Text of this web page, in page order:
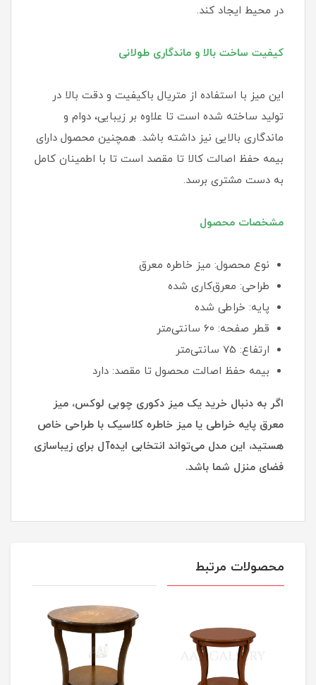
در محیط ایجاد کند.
کیفیت ساخت بالا و ماندگاری طولانی
این میز با استفاده از متریال باکیفیت و دقت بالا در
تولید ساخته شده است تا علاوه بر زیبایی، دوام و
ماندگاری بالایی نیز داشته باشد. همچنین محصول دارای
بیمه حفظ اصالت کالا تا مقصد است تا با اطمینان کامل
به دست مشتری برسد.
مشخصات محصول
نوع محصول: میز خاطره معرق
طراحی: معرق‌کاری شده
پایه: خراطی شده
قطر صفحه: 60 سانتی‌متر
ارتفاع: 75 سانتی‌متر
بیمه حفظ اصالت محصول تا مقصد: دارد
اگر به دنبال خرید یک میز دکوری چوبی لوکس، میز
معرق پایه خراطی یا میز خاطره کلاسیک با طراحی خاص
هستید، این مدل می‌تواند انتخابی ایده‌آل برای زیباسازی
فضای منزل شما باشد.
محصولات مرتبط